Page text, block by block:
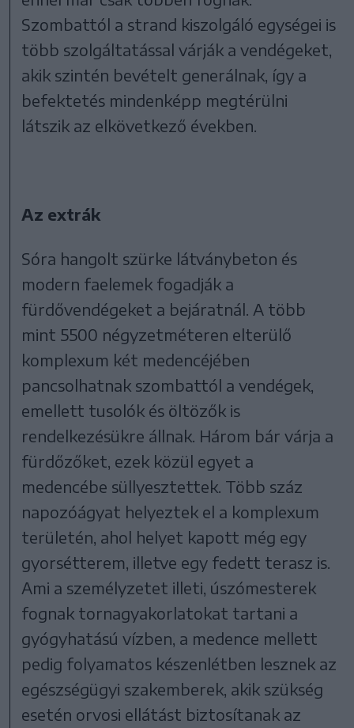
Szombattól a strand kiszolgáló egységei is
több szolgáltatással várják a vendégeket,
akik szintén bevételt generálnak, így a
befektetés mindenképp megtérülni
látszik az elkövetkező években.
Az extrák
Sóra hangolt szürke látványbeton és
modern faelemek fogadják a
fürdővendégeket a bejáratnál. A több
mint 5500 négyzetméteren elterülő
komplexum két medencéjében
pancsolhatnak szombattól a vendégek,
emellett tusolók és öltözők is
rendelkezésükre állnak. Három bár várja a
fürdőzőket, ezek közül egyet a
medencébe süllyesztettek. Több száz
napozóágyat helyeztek el a komplexum
területén, ahol helyet kapott még egy
gyorsétterem, illetve egy fedett terasz is.
Ami a személyzetet illeti, úszómesterek
fognak tornagyakorlatokat tartani a
gyógyhatású vízben, a medence mellett
pedig folyamatos készenlétben lesznek az
egészségügyi szakemberek, akik szükség
esetén orvosi ellátást biztosítanak az